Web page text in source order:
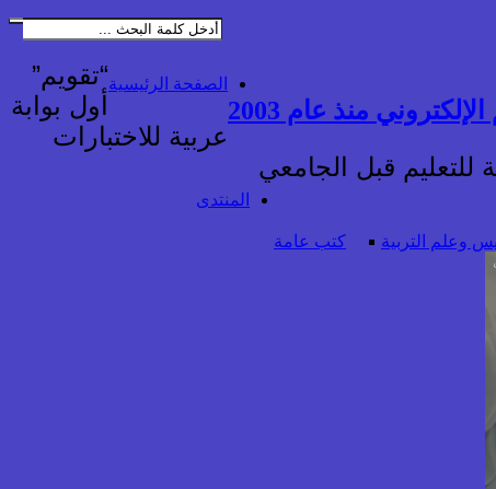
منذ عام 2003
الصفحة الرئيسية
وعلم التربية كتب عامة
المنتدى
“تقويم”
أول بوابة
عربية للاختبارات
للتعليم قبل الجامعي